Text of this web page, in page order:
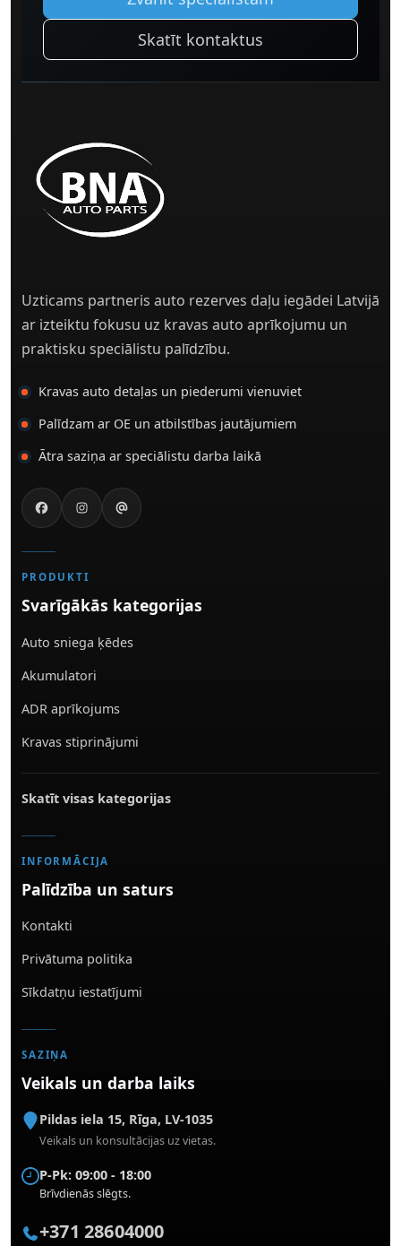
Skatīt kontaktus
Uzticams partneris auto rezerves daļu iegādei Latvijā
ar izteiktu fokusu uz kravas auto aprīkojumu un
praktisku speciālistu palīdzību.
Kravas auto detaļas un piederumi vienuviet
Palīdzam ar OE un atbilstības jautājumiem
Ātra saziņa ar speciālistu darba laikā
PRODUKTI
Svarīgākās kategorijas
Auto sniega ķēdes
Akumulatori
ADR aprīkojums
Kravas stiprinājumi
Skatīt visas kategorijas
INFORMĀCIJA
Palīdzība un saturs
Kontakti
Privātuma politika
Sīkdatņu iestatījumi
SAZIŅA
Veikals un darba laiks
Pildas iela 15, Rīga, LV-1035
Veikals un konsultācijas uz vietas.
P-Pk: 09:00 - 18:00
Brīvdienās slēgts.
+371 28604000